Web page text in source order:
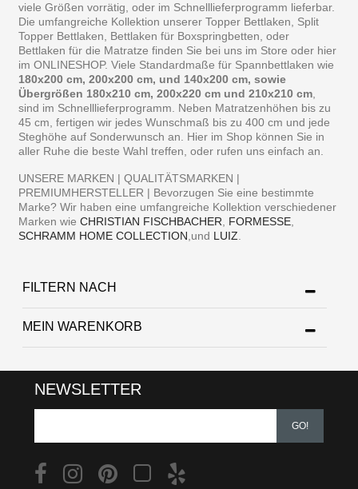
viele Größen vorrätig, oder im Schnelllieferprogramm lieferbar.
Die umfangreiche Kollektion unserer Topper Bettlaken, Split
Topper Bettlaken, Bettlaken für Boxspringbetten, oder
Bettlaken für die Matratze finden Sie bei uns im Store oder hier
im ONLINESHOP. Viele Standardmaße für Spannbettlaken wie
180x200 cm, 200x200 cm, und 140x200 cm, sowie
Übergrößen 180x210 cm, 200x220 cm und 210x210 cm
sind im Schnelllieferprogramm. Neben Matratzenhöhen bis zu
45 cm, fertigen wir jedes Wunschmaß bis zu 400 cm und jede
Steghöhe auf Sonderwunsch an. Hier im Shop können Sie in
aller Ruhe die beste Wahl treffen, oder rufen uns einfach an.
UNSERE MARKEN | QUALITÄTSMARKEN |
PREMIUMHERSTELLER | Bevorzugen Sie eine bestimmte
Marke? Wir haben eine umfangreiche Kollektion verschiedener
Marken wieCHRISTIAN FISCHBACHER FORMESSE
SCHRAMM HOME COLLECTION ,und LUIZ
FILTERN NACH
MEIN WARENKORB
NEWSLETTER
GO!